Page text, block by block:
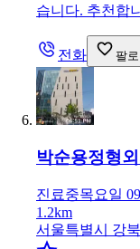
습니다. 추천합
전화 팔
박순용정형
진료중목요일
1.2km
서울특별시 강